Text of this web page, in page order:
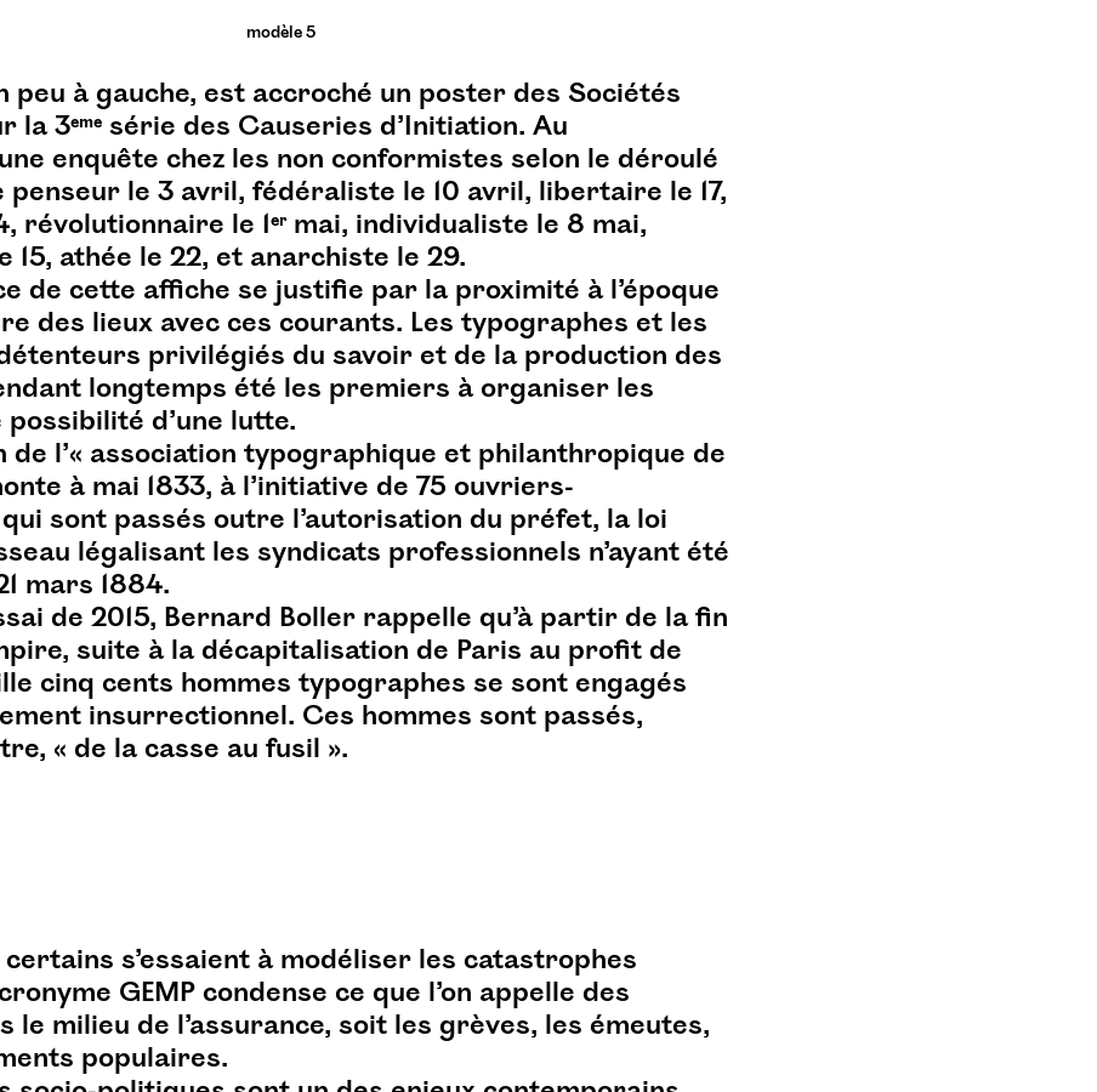
modèle 5
peu à gauche, est accroché un poster des Sociétés
la 3emesérie des Causeries d’Initiation. Au
enquête chez les non conformistes selon le déroulé
le 3 avril, fédéraliste le 10 avril, libertaire le 17,
révolutionnaire le 1ermai, individualiste le 8 mai,
15, athée le 22, et anarchiste le 29.
de cette affiche se justifie par la proximité à l’époque
des lieux avec ces courants. Les typographes et les
privilégiés du savoir et de la production des
longtemps été les premiers à organiser les
d’une lutte.
de l’« association typographique et philanthropique de
à mai 1833, à l’initiative de 75 ouvriers-
sont passés outre l’autorisation du préfet, la loi
légalisant les syndicats professionnels n’ayant été
mars 1884.
de 2015, Bernard Boller rappelle qu’à partir de la fin
suite à la décapitalisation de Paris au profit de
cinq cents hommes typographes se sont engagés
insurrectionnel. Ces hommes sont passés,
« de la casse au fusil ».
s’essaient à modéliser les catastrophes
GEMPcondense ce que l’on appelle des
le milieu de l’assurance, soit les grèves, les émeutes,
populaires.